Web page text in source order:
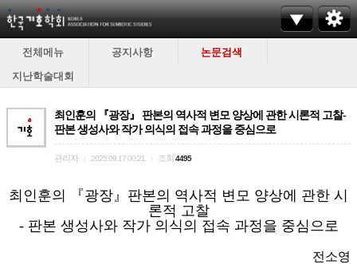
전체메뉴 공지사항
논문검색
지난학술대회
최인훈의 『광장』 판본의 역사적 변모 양상에 관한 시론적 고찰-
판본 생성사와 작가 의식의 접속 과정을 중심으로
관리자 2025.09.17 00:21 조회 4495
최인훈의 『광장』판본의 역사적 변모 양상에 관한 시
론적 고찰
- 판본 생성사와 작가 의식의 접속 과정을 중심으로
전소영